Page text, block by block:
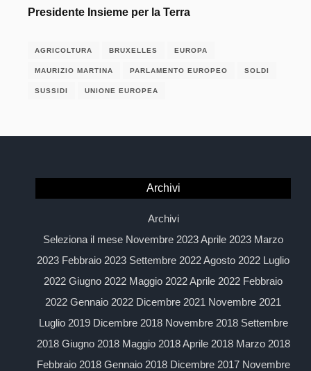
Presidente Insieme per la Terra
AGRICOLTURA BRUXELLES EUROPA
MAURIZIO MARTINA PARLAMENTO EUROPEO SOLDI
SUSSIDI UNIONE EUROPEA
Archivi
Archivi
Seleziona il mese Novembre 2023 Aprile 2023 Marzo
2023 Febbraio 2023 Settembre 2022 Agosto 2022 Luglio
2022 Giugno 2022 Maggio 2022 Aprile 2022 Febbraio
2022 Gennaio 2022 Dicembre 2021 Novembre 2021
Luglio 2019 Dicembre 2018 Novembre 2018 Settembre
2018 Giugno 2018 Maggio 2018 Aprile 2018 Marzo 2018
Febbraio 2018 Gennaio 2018 Dicembre 2017 Novembre